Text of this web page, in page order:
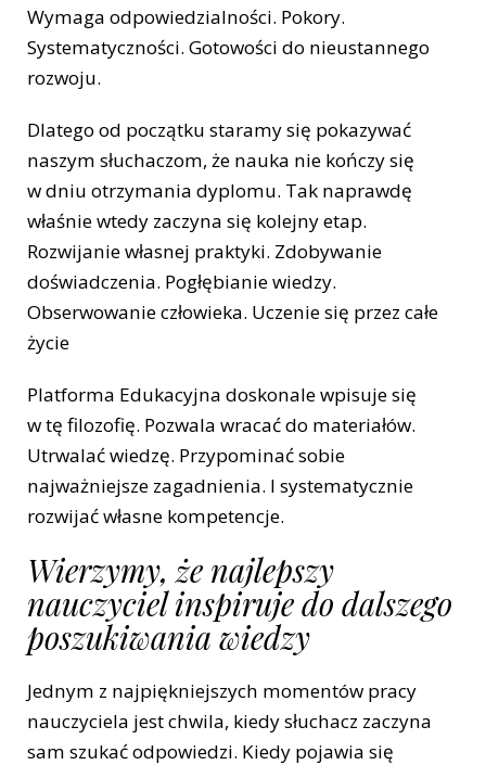
Wymaga odpowiedzialności. Pokory.
Systematyczności. Gotowości do nieustannego
rozwoju.
Dlatego od początku staramy się pokazywać
naszym słuchaczom, że nauka nie kończy się
w dniu otrzymania dyplomu. Tak naprawdę
właśnie wtedy zaczyna się kolejny etap.
Rozwijanie własnej praktyki. Zdobywanie
doświadczenia. Pogłębianie wiedzy.
Obserwowanie człowieka. Uczenie się przez całe
życie
Platforma Edukacyjna doskonale wpisuje się
w tę filozofię. Pozwala wracać do materiałów.
Utrwalać wiedzę. Przypominać sobie
najważniejsze zagadnienia. I systematycznie
rozwijać własne kompetencje.
Wierzymy, że najlepszy
nauczyciel inspiruje do dalszego
poszukiwania wiedzy
Jednym z najpiękniejszych momentów pracy
nauczyciela jest chwila, kiedy słuchacz zaczyna
sam szukać odpowiedzi. Kiedy pojawia się